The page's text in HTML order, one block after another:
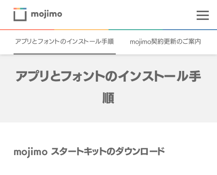
アプリとフォントのインストール手順 mojimo契約更新のご案内
アプリとフォントのインストール手
順
mojimo スタートキットのダウンロード